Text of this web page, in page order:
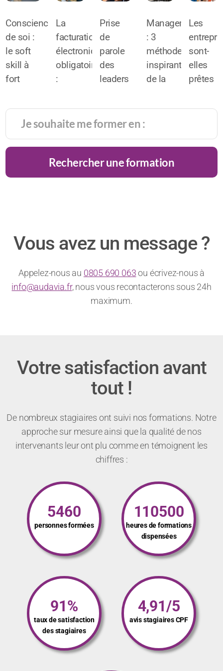
Conscience
de soi :
le soft
skill à
fort
de
réussite
très
prisé
recruteurs
La
facturation
électronique
obligatoire
:
du
chiffre
!
Prise
de
parole
des
leaders
caméra
:
rester
charismatique
?
Management
: 3
méthodes
inspirantes
de la
gastronomie
Les
sont-
elles
prêtes
intégrer
alpha
Rechercher une formation
Vous avez un message ?
Appelez-nous au 0805 690 063ou écrivez-nous à
info@audavia.fr, nous vous recontacterons sous 24h
maximum.
Votre satisfaction avant
tout !
De nombreux stagiaires ont suivi nos formations. Notre
approche sur mesure ainsi que la qualité de nos
intervenants leur ont plu comme en témoignent les
chiffres :
5460
personnes formées
110500
heures de formations
dispensées
91%
taux de satisfaction
des stagiaires
4,91/5
avis stagiaires CPF